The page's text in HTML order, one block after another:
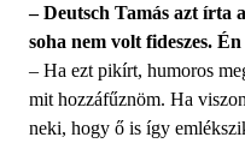
– Deutsch Tamás azt írta
soha nem volt fideszes.
– Ha ezt pikírt, humoros
mit hozzáfűznöm. Ha
neki, hogy ő is így